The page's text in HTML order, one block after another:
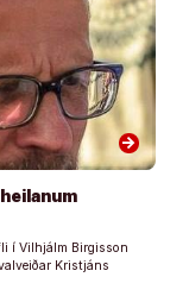
arrow_forward
í Vilhjálm Birgisson
Kristjáns